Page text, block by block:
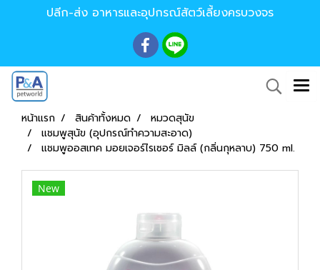
ปลีก-ส่ง อาหารและอุปกรณ์สัตว์เลี้ยงครบวงจร
หน้าแรก สินค้าทั้งหมด
หมวดสุนัข
แชมพูสุนัข (อุปกรณ์ทำความสะอาด)
แชมพูออสเทค มอยเจอร์ไรเซอร์ มิลล์ (กลิ่นกุหลาบ) 750 ml.
New